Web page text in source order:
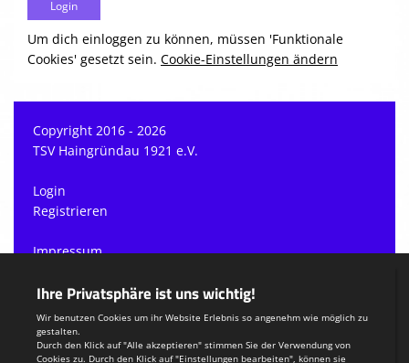
Um dich einloggen zu können, müssen 'Funktionale
Cookies' gesetzt sein. Cookie-Einstellungen ändern
Copyright 2016 - 2026
TSV Haingründau 1921 e.V.
Login
Registrieren
Impressum
Teamsports 2
Dein Sportverein online